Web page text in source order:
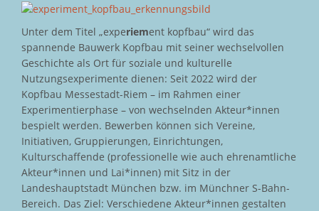
Unter dem Titel „experiement kopfbau“ wird das
spannende Bauwerk Kopfbau mit seiner wechselvollen
Geschichte als Ort für soziale und kulturelle
Nutzungsexperimente dienen: Seit 2022 wird der
Kopfbau Messestadt-Riem – im Rahmen einer
Experimentierphase – von wechselnden Akteur*innen
bespielt werden. Bewerben können sich Vereine,
Initiativen, Gruppierungen, Einrichtungen,
Kulturschaffende (professionelle wie auch ehrenamtliche
Akteur*innen und Lai*innen) mit Sitz in der
Landeshauptstadt München bzw. im Münchner S-Bahn-
Bereich. Das Ziel: Verschiedene Akteur*innen gestalten